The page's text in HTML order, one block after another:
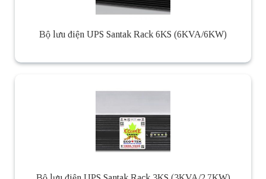
Bộ lưu điện UPS Santak Rack 6KS (6KVA/6KW)